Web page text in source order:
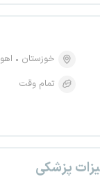
خوزستان
تمام وقت
پزشکی